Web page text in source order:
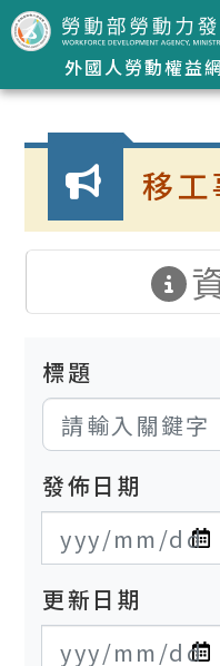
跳到主要內容區塊
外國人勞動權益網
:::
移工
標題
發佈日期
發布日期開始
發布日期結束
更新日期
更新日期開始
更新日期結束